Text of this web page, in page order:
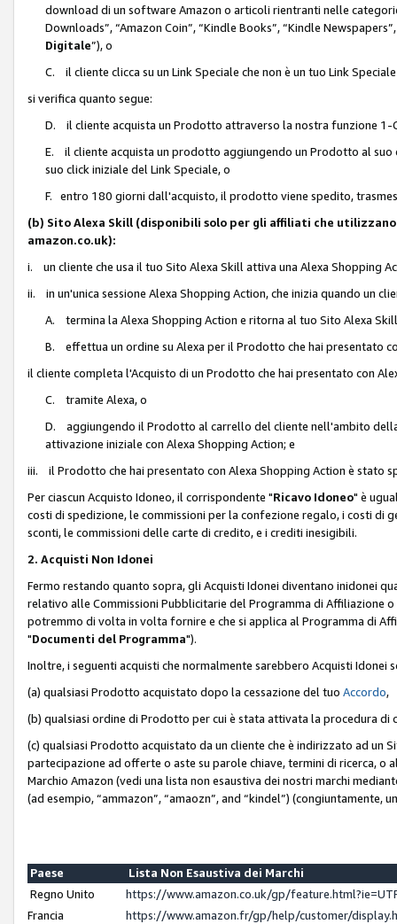
download di un software Amazon o articoli rientranti nelle categorie
Downloads”, “Amazon Coin”, “Kindle Books”, “Kindle
Digitale”), o
C. il cliente clicca su un Link Speciale che non è un tuo Link
si verifica quanto segue:
D. il cliente acquista un Prodotto attraverso la nostra funzione 1-
E. il cliente acquista un prodotto aggiungendo un Prodotto al
suo click iniziale del Link Speciale, o
F. entro 180 giorni dall'acquisto, il prodotto viene spedito,
(b) Sito Alexa Skill (disponibili solo per gli affiliati che
amazon.co.uk):
i. un cliente che usa il tuo Sito Alexa Skill attiva una Alexa Shopping
ii. in un'unica sessione Alexa Shopping Action, che inizia quando un
A. termina la Alexa Shopping Action e ritorna al tuo Sito Alexa
B. effettua un ordine su Alexa per il Prodotto che hai presentato
il cliente completa l'Acquisto di un Prodotto che hai presentato con
C. tramite Alexa, o
D. aggiungendo il Prodotto al carrello del cliente nell'ambito
attivazione iniziale con Alexa Shopping Action; e
iii. il Prodotto che hai presentato con Alexa Shopping Action è stato
Per ciascun Acquisto Idoneo, il corrispondente "Ricavo Idoneo" è
costi di spedizione, le commissioni per la confezione regalo, i costi di
sconti, le commissioni delle carte di credito, e i crediti inesigibili.
2. Acquisti Non Idonei
Fermo restando quanto sopra, gli Acquisti Idonei diventano inidonei
relativo alle Commissioni Pubblicitarie del Programma di Affiliazione
potremmo di volta in volta fornire e che si applica al Programma di
"Documenti del Programma").
Inoltre, i seguenti acquisti che normalmente sarebbero Acquisti
(a) qualsiasi Prodotto acquistato dopo la cessazione del tuo Accordo,
(b) qualsiasi ordine di Prodotto per cui è stata attivata la procedura di
(c) qualsiasi Prodotto acquistato da un cliente che è indirizzato ad un
partecipazione ad offerte o aste su parole chiave, termini di ricerca,
Marchio Amazon (vedi una lista non esaustiva dei nostri marchi
(ad esempio, “ammazon”, “amaozn”, and “kindel”) (congiuntamente,
Paese
Lista Non Esaustiva dei Marchi
Regno Unito
https://www.amazon.co.uk/gp/
Francia
https://www.amazon.fr/gp/help/customer/